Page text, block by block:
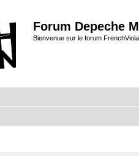
Forum Depeche
Bienvenue sur le forum